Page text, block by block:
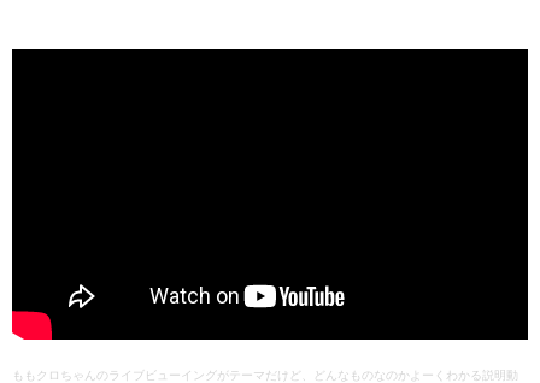
ももクロちゃんのライブビューイングがテーマだけど、どんなものなのかよーくわかる説明動